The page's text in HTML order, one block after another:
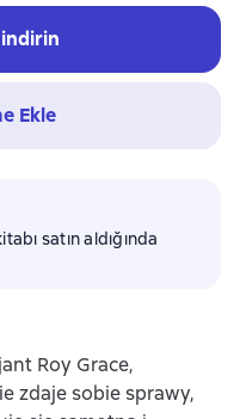
indirin
Ekle
satın aldığında
Roy Grace,
zdaje sobie sprawy,